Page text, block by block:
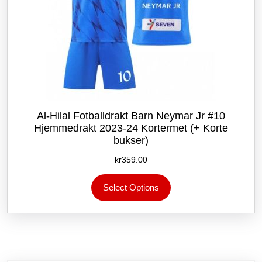
Al-Hilal Fotballdrakt Barn Neymar Jr #10
Hjemmedrakt 2023-24 Kortermet (+ Korte
bukser)
kr359.00
Select Options
produktet
flere